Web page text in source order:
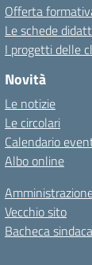
Offerta
Le schede
I progetti delle
Novità
Le notizie
Le circolari
Calendario
Albo online
Vecchio sito
Bacheca